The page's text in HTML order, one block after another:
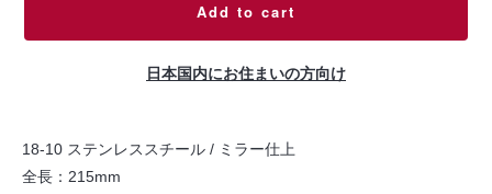
Add to cart
日本国内にお住まいの方向け
18-10 ステンレススチール / ミラー仕上
全長：215mm